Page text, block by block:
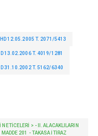
12.05.2005 T. 2071/5413
13.02.2006 T. 4019/1281
31.10.2002 T. 5162/6340
> - II. ALACAKLILARIN
201 - TAKASA ITIRAZ